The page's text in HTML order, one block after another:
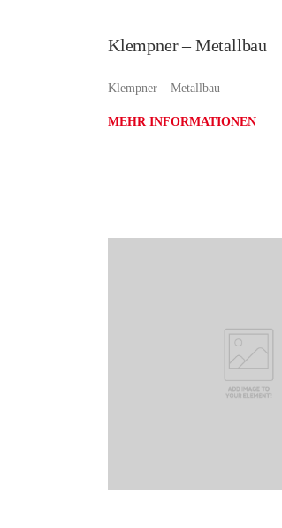
Klempner – Metallbau
Klempner – Metallbau
MEHR INFORMATIONEN